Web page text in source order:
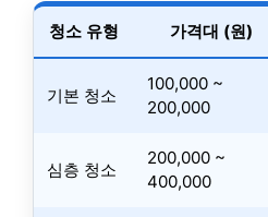
청소 유형 가격대 (원)
기본 청소
100,000 ~
200,000
심층 청소
200,000 ~
400,000